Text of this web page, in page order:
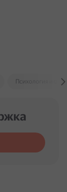
Психология и